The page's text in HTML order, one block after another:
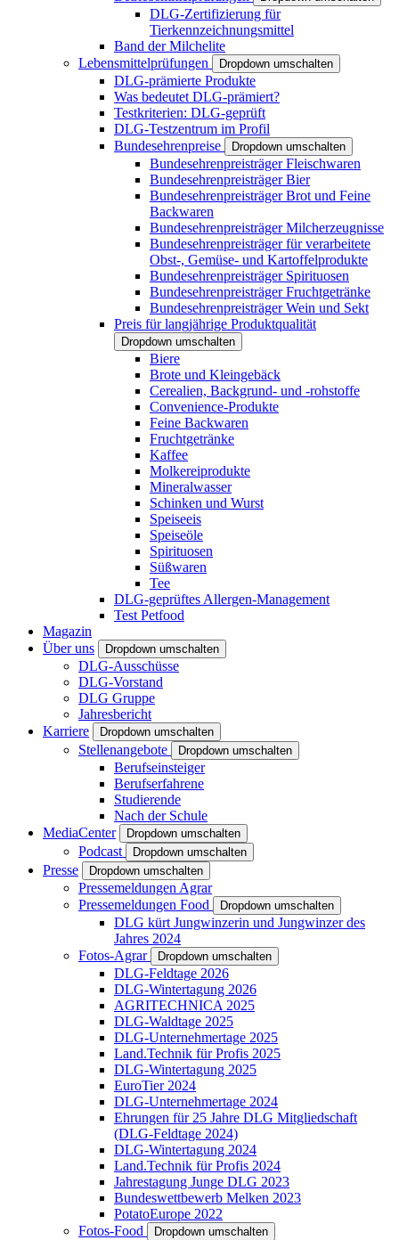
DLG-Zertifizierung für
Tierkennzeichnungsmittel
Band der Milchelite
Lebensmittelprüfungen
Dropdown umschalten
DLG-prämierte Produkte
Was bedeutet DLG-prämiert?
Testkriterien: DLG-geprüft
DLG-Testzentrum im Profil
Bundesehrenpreise
Dropdown umschalten
Bundesehrenpreisträger Fleischwaren
Bundesehrenpreisträger Bier
Bundesehrenpreisträger Brot und Feine
Backwaren
Bundesehrenpreisträger Milcherzeugnisse
Bundesehrenpreisträger für verarbeitete
Obst-, Gemüse- und Kartoffelprodukte
Bundesehrenpreisträger Spirituosen
Bundesehrenpreisträger Fruchtgetränke
Bundesehrenpreisträger Wein und Sekt
Preis für langjährige Produktqualität
Dropdown umschalten
Biere
Brote und Kleingebäck
Cerealien, Backgrund- und -rohstoffe
Convenience-Produkte
Feine Backwaren
Fruchtgetränke
Kaffee
Molkereiprodukte
Mineralwasser
Schinken und Wurst
Speiseeis
Speiseöle
Spirituosen
Süßwaren
Tee
DLG-geprüftes Allergen-Management
Test Petfood
Magazin
Über uns
Dropdown umschalten
DLG-Ausschüsse
DLG-Vorstand
DLG Gruppe
Jahresbericht
Karriere
Dropdown umschalten
Stellenangebote Dropdown umschalten
Berufseinsteiger
Berufserfahrene
Studierende
Nach der Schule
MediaCenter
Dropdown umschalten
Podcast Dropdown umschalten
Presse Dropdown umschalten
Pressemeldungen Agrar
Pressemeldungen Food
Dropdown umschalten
DLG kürt Jungwinzerin und Jungwinzer des
Jahres 2024
Fotos-Agrar
Dropdown umschalten
DLG-Feldtage 2026
DLG-Wintertagung 2026
AGRITECHNICA 2025
DLG-Waldtage 2025
DLG-Unternehmertage 2025
Land.Technik für Profis 2025
DLG-Wintertagung 2025
EuroTier 2024
DLG-Unternehmertage 2024
Ehrungen für 25 Jahre DLG Mitgliedschaft
(DLG-Feldtage 2024)
DLG-Wintertagung 2024
Land.Technik für Profis 2024
Jahrestagung Junge DLG 2023
Bundeswettbewerb Melken 2023
PotatoEurope 2022
Fotos-Food
Dropdown umschalten